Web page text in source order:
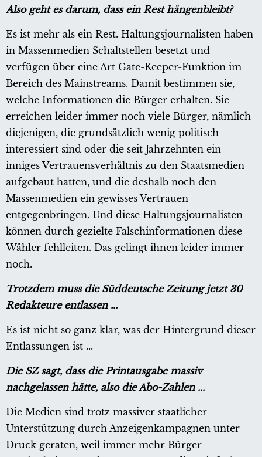
Also geht es darum, dass ein Rest hängenbleibt?
Es ist mehr als ein Rest. Haltungsjournalisten haben
in Massenmedien Schaltstellen besetzt und
verfügen über eine Art Gate-Keeper-Funktion im
Bereich des Mainstreams. Damit bestimmen sie,
welche Informationen die Bürger erhalten. Sie
erreichen leider immer noch viele Bürger, nämlich
diejenigen, die grundsätzlich wenig politisch
interessiert sind oder die seit Jahrzehnten ein
inniges Vertrauensverhältnis zu den Staatsmedien
aufgebaut hatten, und die deshalb noch den
Massenmedien ein gewisses Vertrauen
entgegenbringen. Und diese Haltungsjournalisten
können durch gezielte Falschinformationen diese
Wähler fehlleiten. Das gelingt ihnen leider immer
noch.
Trotzdem muss die Süddeutsche Zeitung jetzt 30
Redakteure entlassen ...
Es ist nicht so ganz klar, was der Hintergrund dieser
Entlassungen ist ...
Die SZ sagt, dass die Printausgabe massiv
nachgelassen hätte, also die Abo-Zahlen ...
Die Medien sind trotz massiver staatlicher
Unterstützung durch Anzeigenkampagnen unter
Druck geraten, weil immer mehr Bürger